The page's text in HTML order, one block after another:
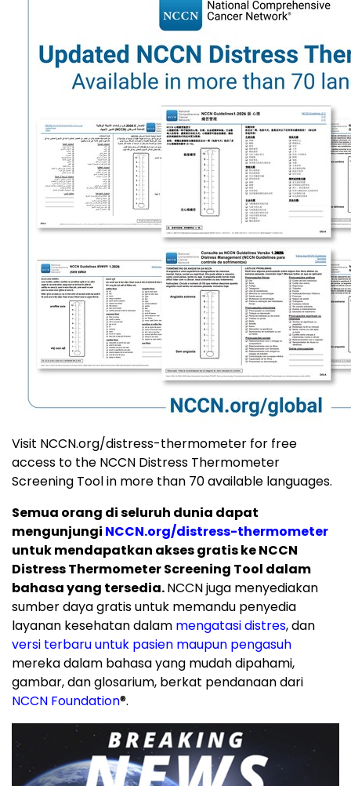
Visit NCCN.org/distress-thermometer for free
access to the NCCN Distress Thermometer
Screening Tool in more than 70 available languages.
Semua orang di seluruh dunia dapat
mengunjungi NCCN.org/distress-thermometer
untuk mendapatkan akses gratis ke NCCN
Distress Thermometer Screening Tool dalam
bahasa yang tersedia.NCCN juga menyediakan
sumber daya gratis untuk memandu penyedia
layanan kesehatan dalam mengatasi distres, dan
versi terbaru untuk pasien maupun pengasuh
mereka dalam bahasa yang mudah dipahami,
gambar, dan glosarium, berkat pendanaan dari
NCCN Foundation®.